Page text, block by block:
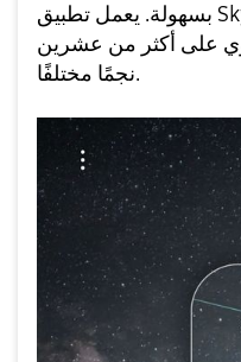
بسهولة. يعمل تطبيق Sky Guide بكفاءة عالية عند
على أكثر من عشرين
نجمًا مختلفًا.